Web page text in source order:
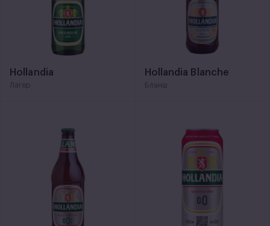
Hollandia
Лагер
Hollandia Blanche
Бланш